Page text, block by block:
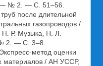
— № 2. — С. 51–56.
после длительной
газопроводов /
Р. Музыка, Н. Л.
2. — С. 3–8.
Экспресс-метод оценки
материалов / АН УССР,